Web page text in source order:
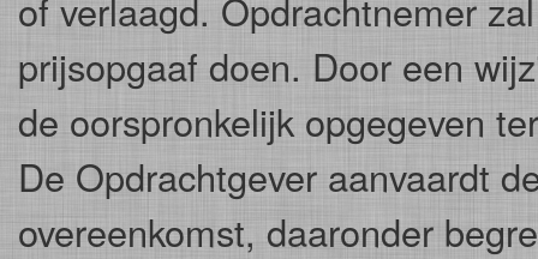
of verlaagd. Opdrachtnemer
prijsopgaaf doen. Door een
de oorspronkelijk opgegeven
De Opdrachtgever aanvaardt
overeenkomst, daaronder